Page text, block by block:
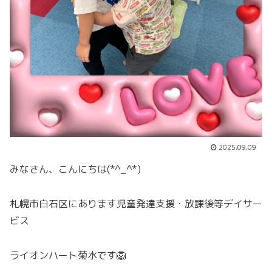
2025.09.09
みなさん、こんにちは(*^_^*)
札幌市白石区にあります児童発達支援・放課後等デイサー
ビス
ライオンハート菊水です🦁